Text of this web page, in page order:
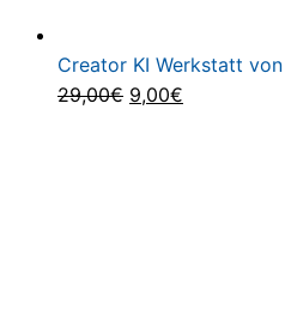
Creator KI Werkstatt
29,00€ Ursprünglicher
9,00€